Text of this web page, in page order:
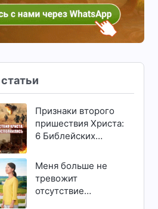
Признаки второго
пришествия Христа:
6 Библейских
исполнились
Меня больше не
тревожит
отсутствие